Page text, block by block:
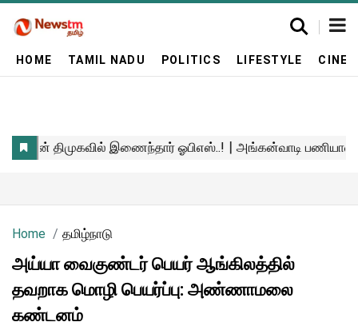
HOME TAMIL NADU POLITICS LIFESTYLE
Home தமிழ்நாடு
அய்யா வைகுண்டர் பெயர் ஆங்கிலத்தில்
தவறாக மொழி பெயர்ப்பு: அண்ணாமலை
கண்டனம்